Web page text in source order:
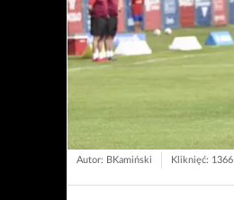
Autor: BKamiński Kliknięć: 1366